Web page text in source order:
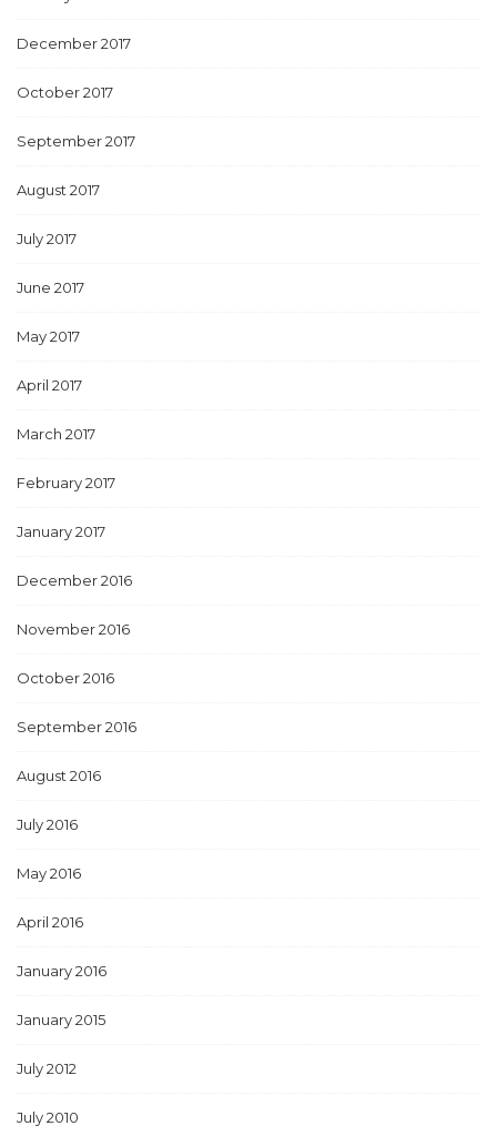
December 2017
October 2017
September 2017
August 2017
July 2017
June 2017
May 2017
April 2017
March 2017
February 2017
January 2017
December 2016
November 2016
October 2016
September 2016
August 2016
July 2016
May 2016
April 2016
January 2016
January 2015
July 2012
July 2010